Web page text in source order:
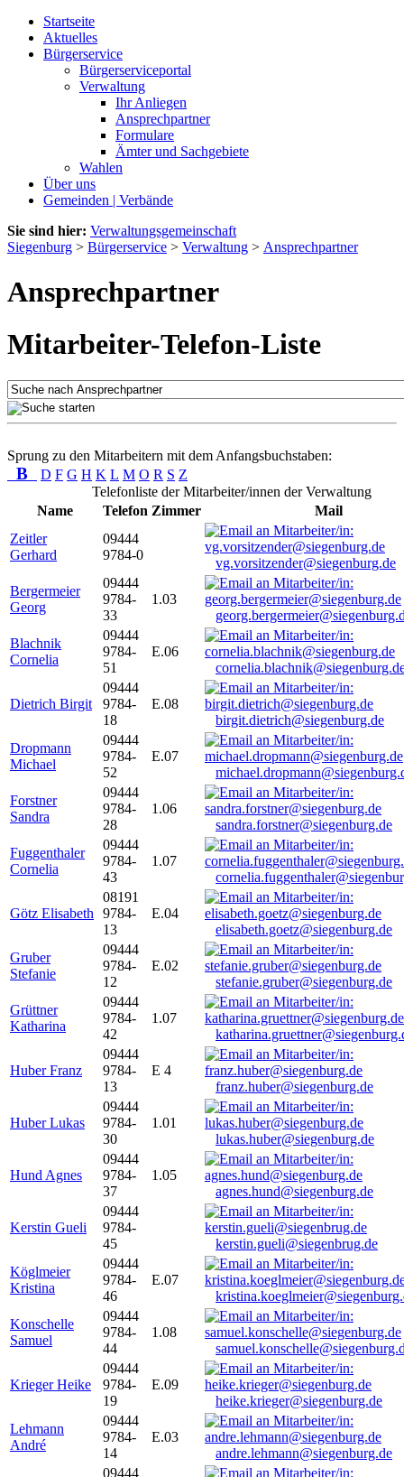
Startseite
Aktuelles
Bürgerservice
Bürgerserviceportal
Verwaltung
Ihr Anliegen
Ansprechpartner
Formulare
Ämter und Sachgebiete
Wahlen
Über uns
Gemeinden | Verbände
Sie sind hier: Verwaltungsgemeinschaft
Siegenburg > Bürgerservice > Verwaltung > Ansprechpartner
Ansprechpartner
Mitarbeiter-Telefon-Liste
Sprung zu den Mitarbeitern mit dem Anfangsbuchstaben:
B D F G H K L M O R S Z
Telefonliste der Mitarbeiter/innen der Verwaltung
Name
Telefon Zimmer
Mail
Zeitler
Gerhard
09444
9784-0
vg.vorsitzender@siegenburg.de
Bergermeier
Georg
09444
9784-
33
1.03
Blachnik
Cornelia
09444
9784-
51
E.06
Dietrich Birgit
09444
9784-
18
E.08
birgit.dietrich@siegenburg.de
Dropmann
Michael
09444
9784-
52
E.07
Forstner
Sandra
09444
9784-
28
1.06
sandra.forstner@siegenburg.de
Fuggenthaler
Cornelia
09444
9784-
43
1.07
Götz Elisabeth
08191
9784-
13
E.04
elisabeth.goetz@siegenburg.de
Gruber
Stefanie
09444
9784-
12
E.02
stefanie.gruber@siegenburg.de
Grüttner
Katharina
09444
9784-
42
1.07
Huber Franz
09444
9784-
13
E 4
franz.huber@siegenburg.de
Huber Lukas
09444
9784-
30
1.01
lukas.huber@siegenburg.de
Hund Agnes
09444
9784-
37
1.05
agnes.hund@siegenburg.de
Kerstin Gueli
09444
9784-
45
kerstin.gueli@siegenbrug.de
Köglmeier
Kristina
09444
9784-
46
E.07
Konschelle
Samuel
09444
9784-
44
1.08
Krieger Heike
09444
9784-
19
E.09
heike.krieger@siegenburg.de
Lehmann
André
09444
9784-
14
E.03
andre.lehmann@siegenburg.de
09444